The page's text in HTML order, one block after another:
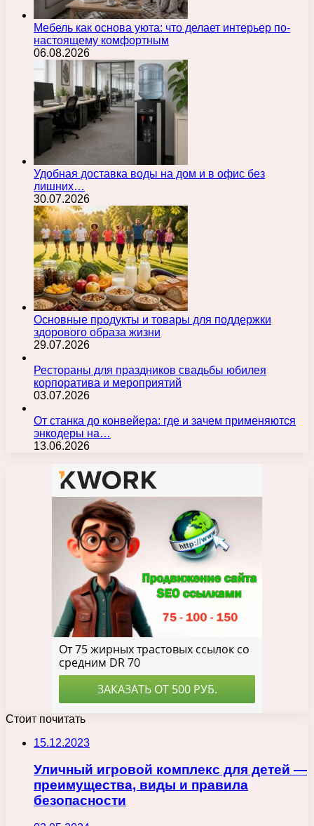
Мебель как основа уюта: что делает интерьер по-
настоящему комфортным
06.08.2026
Удобная доставка воды на дом и в офис без
лишних…
30.07.2026
Основные продукты и товары для поддержки
здорового образа жизни
29.07.2026
Рестораны для праздников свадьбы юбилея
корпоратива и мероприятий
03.07.2026
От станка до конвейера: где и зачем применяются
энкодеры на…
13.06.2026
Стоит почитать
15.12.2023
Уличный игровой комплекс для детей —
преимущества, виды и правила
безопасности